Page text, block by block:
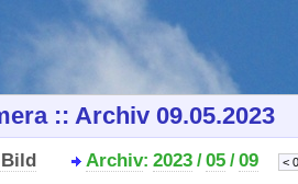
:: Archiv 09.05.2023
Archiv: 2023 /05 /09